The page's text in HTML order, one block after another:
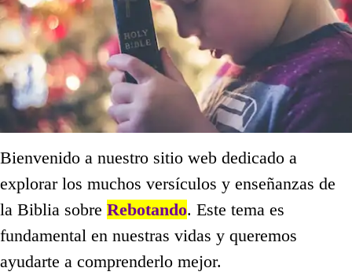
Bienvenido a nuestro sitio web dedicado a
explorar los muchos versículos y enseñanzas de
la Biblia sobre Rebotando. Este tema es
fundamental en nuestras vidas y queremos
ayudarte a comprenderlo mejor.